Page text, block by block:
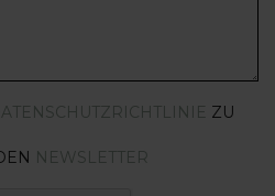
ZU
NEWSLETTER